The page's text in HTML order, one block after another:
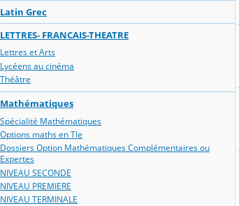
Latin Grec
LETTRES- FRANCAIS-THEATRE
Lettres et Arts
Lycéens au cinéma
Théâtre
Mathématiques
Spécialité Mathématiques
Options maths en Tle
Dossiers Option Mathématiques Complémentaires ou
Expertes
NIVEAU SECONDE
NIVEAU PREMIERE
NIVEAU TERMINALE